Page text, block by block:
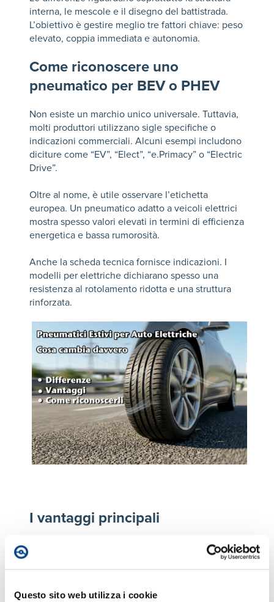
Questo sito web utilizza i cookie
interna, le mescole e il disegno del battistrada.
L’obiettivo è gestire meglio tre fattori chiave: peso
elevato, coppia immediata e autonomia.
Come riconoscere uno
pneumatico per BEV o PHEV
Non esiste un marchio unico universale. Tuttavia,
molti produttori utilizzano sigle specifiche o
indicazioni commerciali. Alcuni esempi includono
diciture come “EV”, “Elect”, “e.Primacy” o “Electric
Drive”.
Oltre al nome, è utile osservare l’etichetta
europea. Un pneumatico adatto a veicoli elettrici
mostra spesso valori elevati in termini di efficienza
energetica e bassa rumorosità.
Anche la scheda tecnica fornisce indicazioni. I
modelli per elettriche dichiarano spesso una
resistenza al rotolamento ridotta e una struttura
rinforzata.
I vantaggi principali
Il primo beneficio riguarda l’autonomia. Ridurre la
resistenza al rotolamento significa consumare
meno energia. In condizioni reali, il guadagno può